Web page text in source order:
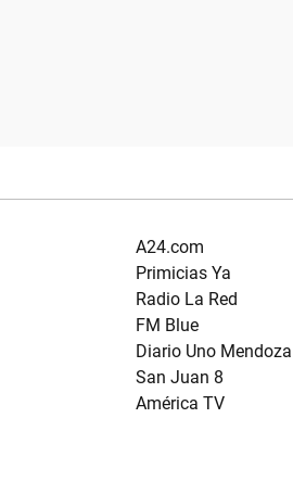
A24.com
Primicias Ya
Radio La Red
FM Blue
Diario Uno Mendoza
San Juan 8
América TV